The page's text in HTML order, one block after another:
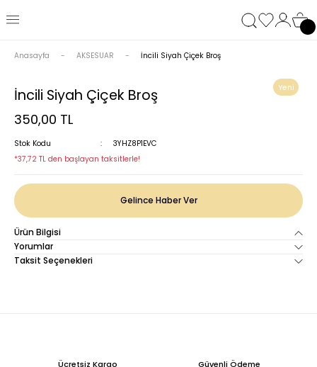
Anasayfa AKSESUAR İncili Siyah Çiçek Broş
Yeni
İncili Siyah Çiçek Broş
350,00 TL
Stok Kodu
3YHZ8P1EVC
*37,72 TL den başlayan taksitlerle!
Gelince Haber Ver
Ürün Bilgisi
Yorumlar
Taksit Seçenekleri
Ücretsiz Kargo Güvenli Ödeme